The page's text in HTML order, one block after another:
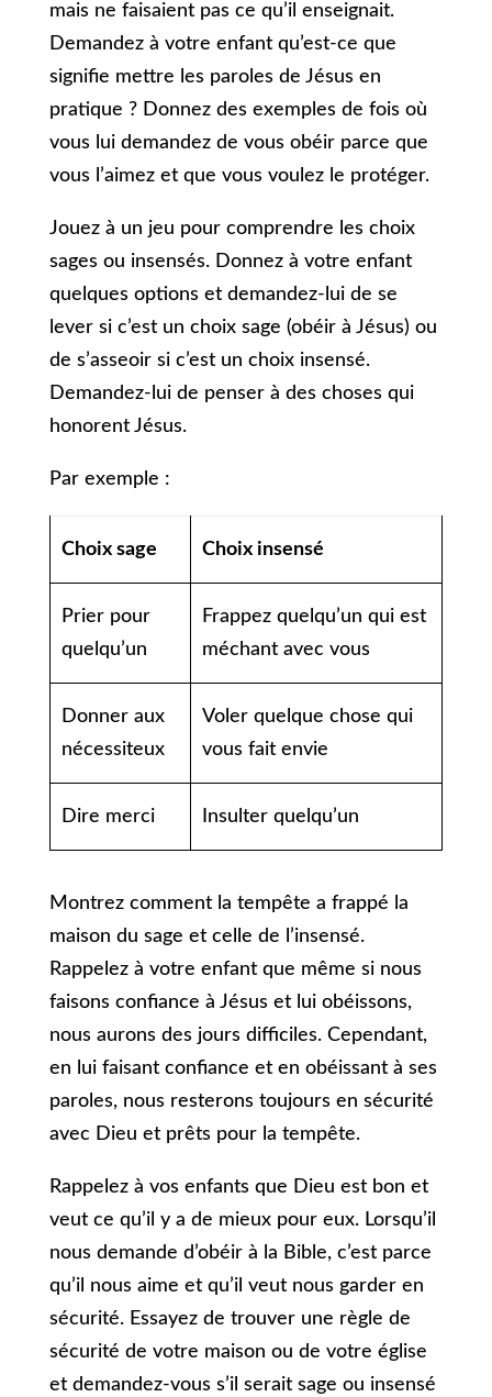
mais ne faisaient pas ce qu’il enseignait.
Demandez à votre enfant qu’est-ce que
signifie mettre les paroles de Jésus en
pratique ? Donnez des exemples de fois où
vous lui demandez de vous obéir parce que
vous l’aimez et que vous voulez le protéger.
Jouez à un jeu pour comprendre les choix
sages ou insensés. Donnez à votre enfant
quelques options et demandez-lui de se
lever si c’est un choix sage (obéir à Jésus) ou
de s’asseoir si c’est un choix insensé.
Demandez-lui de penser à des choses qui
honorent Jésus.
Par exemple :
Choix sage Choix insensé
Prier pour
quelqu’un
Frappez quelqu’un qui est
méchant avec vous
Donner aux
nécessiteux
Voler quelque chose qui
vous fait envie
Dire merci Insulter quelqu’un
Montrez comment la tempête a frappé la
maison du sage et celle de l’insensé.
Rappelez à votre enfant que même si nous
faisons confiance à Jésus et lui obéissons,
nous aurons des jours difficiles. Cependant,
en lui faisant confiance et en obéissant à ses
paroles, nous resterons toujours en sécurité
avec Dieu et prêts pour la tempête.
Rappelez à vos enfants que Dieu est bon et
veut ce qu’il y a de mieux pour eux. Lorsqu’il
nous demande d’obéir à la Bible, c’est parce
qu’il nous aime et qu’il veut nous garder en
sécurité. Essayez de trouver une règle de
sécurité de votre maison ou de votre église
et demandez-vous s’il serait sage ou insensé